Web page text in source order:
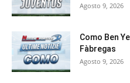
Agosto 9, 2026
Como Ben
Fàbregas
Agosto 9, 2026